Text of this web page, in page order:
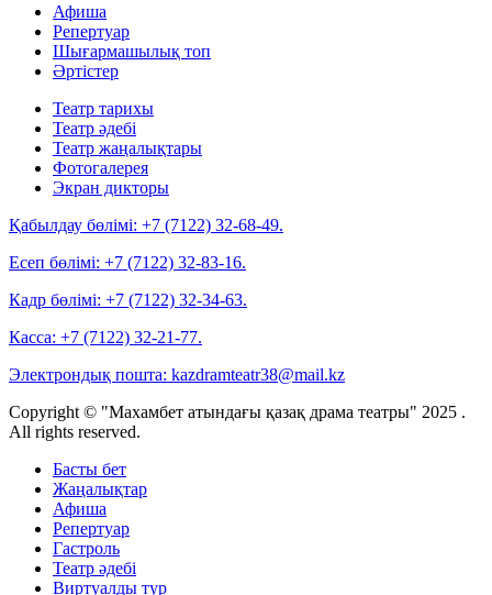
Афиша
Репертуар
Шығармашылық топ
Әртістер
Театр тарихы
Театр әдебі
Театр жаңалықтары
Фотогалерея
Экран дикторы
Қабылдау бөлімі: +7 (7122) 32-68-49.
Есеп бөлімі: +7 (7122) 32-83-16.
Кадр бөлімі: +7 (7122) 32-34-63.
Касса: +7 (7122) 32-21-77.
Электрондық пошта: kazdramteatr38@mail.kz
Copyright © "Махамбет атындағы қазақ драма театры" 2025 .
All rights reserved.
Басты бет
Жаңалықтар
Афиша
Репертуар
Гастроль
Театр әдебі
Виртуалды тур